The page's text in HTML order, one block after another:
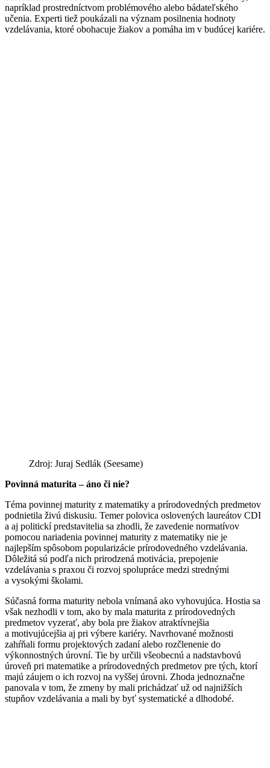
napríklad prostredníctvom problémového alebo bádateľského
učenia. Experti tiež poukázali na význam posilnenia hodnoty
vzdelávania, ktoré obohacuje žiakov a pomáha im v budúcej kariére.
Zdroj: Juraj Sedlák (Seesame)
Povinná maturita – áno či nie?
Téma povinnej maturity z matematiky a prírodovedných predmetov
podnietila živú diskusiu. Temer polovica oslovených laureátov CDI
a aj politickí predstavitelia sa zhodli, že zavedenie normatívov
pomocou nariadenia povinnej maturity z matematiky nie je
najlepším spôsobom popularizácie prírodovedného vzdelávania.
Dôležitá sú podľa nich prirodzená motivácia, prepojenie
vzdelávania s praxou či rozvoj spolupráce medzi strednými
a vysokými školami.
Súčasná forma maturity nebola vnímaná ako vyhovujúca. Hostia sa
však nezhodli v tom, ako by mala maturita z prírodovedných
predmetov vyzerať, aby bola pre žiakov atraktívnejšia
a motivujúcejšia aj pri výbere kariéry. Navrhované možnosti
zahŕňali formu projektových zadaní alebo rozčlenenie do
výkonnostných úrovní. Tie by určili všeobecnú a nadstavbovú
úroveň pri matematike a prírodovedných predmetov pre tých, ktorí
majú záujem o ich rozvoj na vyššej úrovni. Zhoda jednoznačne
panovala v tom, že zmeny by mali prichádzať už od najnižších
stupňov vzdelávania a mali by byť systematické a dlhodobé.